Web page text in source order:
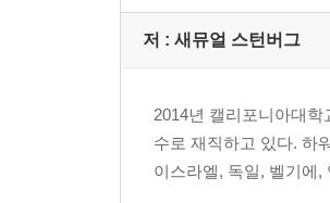
저 : 새뮤얼 스턴버그
2014년 캘리포니아대
수로 재직하고 있다. 하
이스라엘, 독일, 벨기에